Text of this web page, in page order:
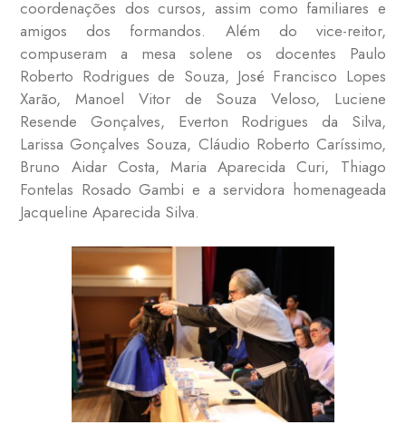
coordenações dos cursos, assim como familiares e
amigos dos formandos. Além do vice-reitor,
compuseram a mesa solene os docentes Paulo
Roberto Rodrigues de Souza, José Francisco Lopes
Xarão, Manoel Vitor de Souza Veloso, Luciene
Resende Gonçalves, Everton Rodrigues da Silva,
Larissa Gonçalves Souza, Cláudio Roberto Caríssimo,
Bruno Aidar Costa, Maria Aparecida Curi, Thiago
Fontelas Rosado Gambi e a servidora homenageada
Jacqueline Aparecida Silva.